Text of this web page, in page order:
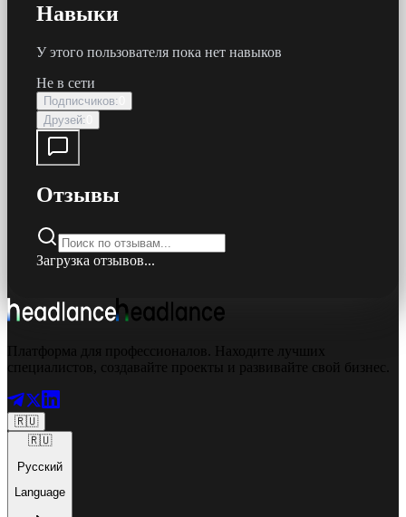
Навыки
У этого пользователя пока нет навыков
Не в сети
Подписчиков:
Друзей:
Отзывы
Загрузка отзывов...
Платформа для профессионалов. Находите лучших
специалистов, создавайте проекты и развивайте свой бизнес.
🇷🇺
🇷🇺
Русский
Language